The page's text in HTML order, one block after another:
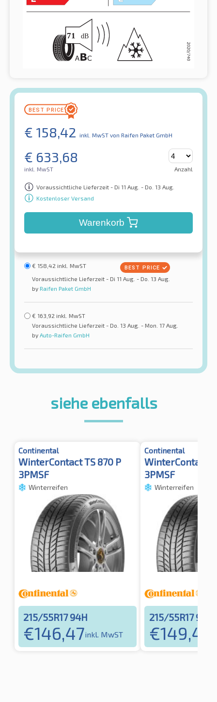
€ 158,42 inkl. MwST von Raifen Paket GmbH
€ 633,68
inkl. MwST Anzahl
Voraussichtliche Lieferzeit - Di 11 Aug. - Do. 13 Aug.
Kostenloser Versand
Warenkorb
€ 158,42 inkl. MwST
Voraussichtliche Lieferzeit - Di 11 Aug. - Do. 13 Aug.
by Raifen Paket GmbH
€ 163,92 inkl. MwST
Voraussichtliche Lieferzeit - Do. 13 Aug. - Mon. 17 Aug.
by Auto-Raifen GmbH
siehe ebenfalls
Continental
WinterContact TS 870 P
3PMSF
Winterreifen
215/55R17 94H
€146,47inkl. MwST
Continental
WinterContact
3PMSF
Winterreifen
215/55R17 98H
€149,48